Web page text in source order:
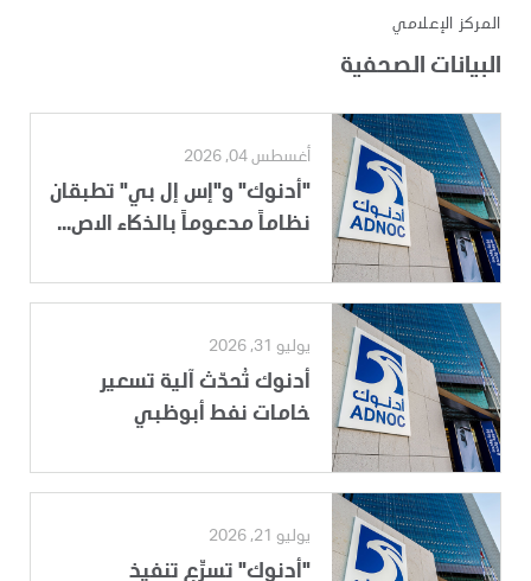
المركز الإعلامي
البيانات الصحفية
أغسطس 04, 2026
"أدنوك" و"إس إل بي" تطبقان
نظاماً مدعوماً بالذكاء الاص...
يوليو 31, 2026
أدنوك تُحدّث آلية تسعير
خامات نفط أبوظبي
يوليو 21, 2026
"أدنوك" تسرِّع تنفيذ